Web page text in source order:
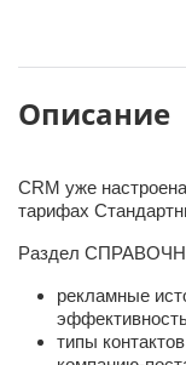
Описание
CRM уже
тарифах
Раздел
рекламные
типы